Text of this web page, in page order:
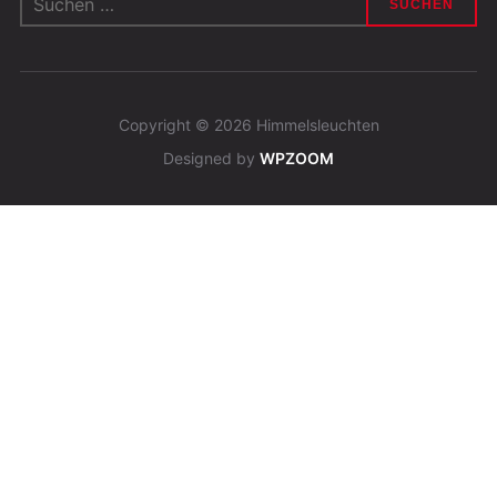
nach:
Copyright © 2026 Himmelsleuchten
Designed by WPZOOM